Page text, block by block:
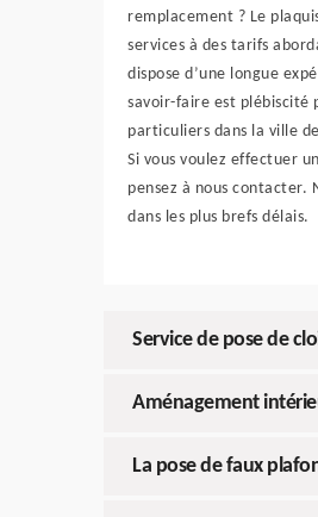
remplacement ? Le
services à des tarifs
dispose d’une longue
savoir-faire est plébiscité
particuliers dans la ville
Si vous voulez effectuer
pensez à nous contacter.
dans les plus brefs délais.
Service de pose de
Aménagement
La pose de faux